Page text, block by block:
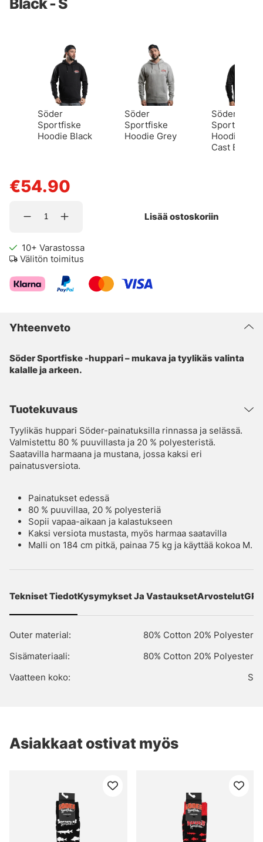
Söder
Sportfiske
Hoodie Black
Söder
Sportfiske
Hoodie Grey
Söder
Sportfiske
Hoodie Last
Cast Black
€54.90
Lisää ostoskoriin
10+ Varastossa
Välitön toimitus
Yhteenveto
Söder Sportfiske -huppari – mukava ja tyylikäs valinta
kalalle ja arkeen.
Tuotekuvaus
Tyylikäs huppari Söder-painatuksilla rinnassa ja selässä.
Valmistettu 80 % puuvillasta ja 20 % polyesteristä.
Saatavilla harmaana ja mustana, jossa kaksi eri
painatusversiota.
Painatukset edessä
80 % puuvillaa, 20 % polyesteriä
Sopii vapaa-aikaan ja kalastukseen
Kaksi versiota mustasta, myös harmaa saatavilla
Malli on 184 cm pitkä, painaa 75 kg ja käyttää kokoa M.
Tekniset TiedotKysymykset Ja VastauksetArvostelut
Outer material:
80% Cotton 20% Polyester
Sisämateriaali:
80% Cotton 20% Polyester
Vaatteen koko:
S
Asiakkaat ostivat myös